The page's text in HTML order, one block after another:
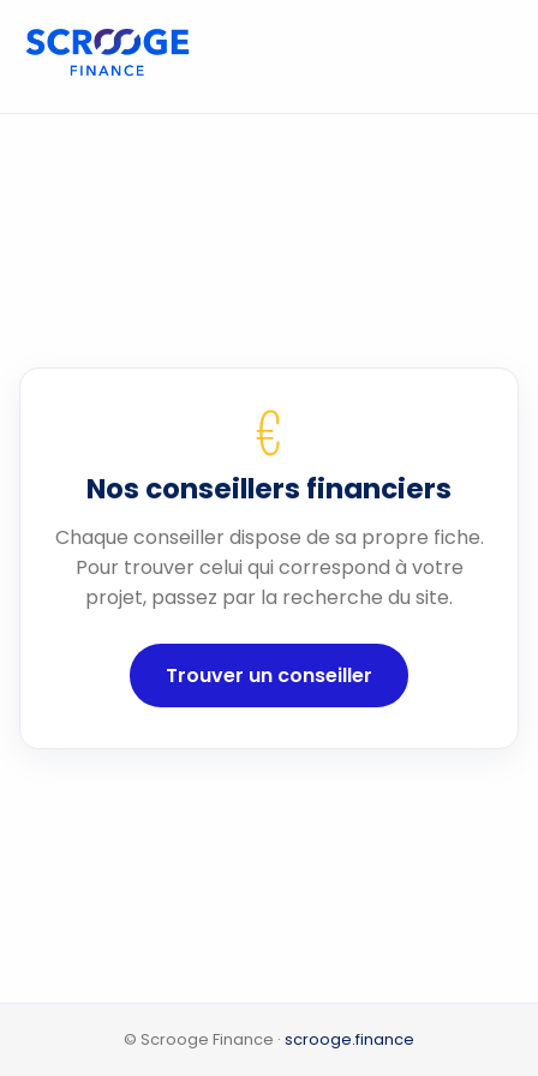
€
Nos conseillers financiers
Chaque conseiller dispose de sa propre fiche.
Pour trouver celui qui correspond à votre
projet, passez par la recherche du site.
Trouver un conseiller
© Scrooge Finance · scrooge.finance